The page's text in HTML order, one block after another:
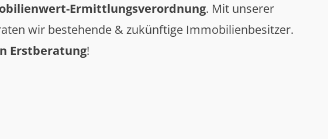
Ermittlungsverordnung. Mit unserer
wir bestehende & zukünftige Immobilienbesitzer.
Erstberatung!